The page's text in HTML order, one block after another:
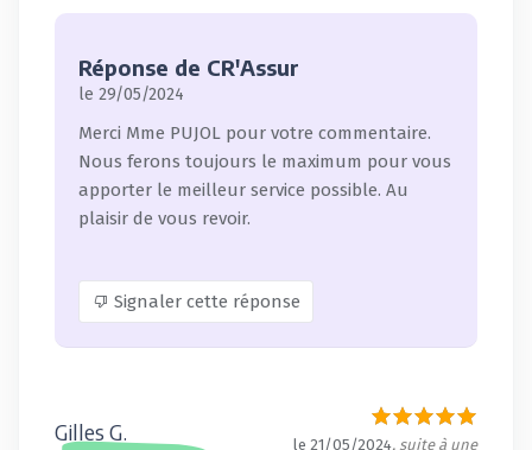
Réponse de CR'Assur
le 29/05/2024
Merci Mme PUJOL pour votre commentaire.
Nous ferons toujours le maximum pour vous
apporter le meilleur service possible. Au
plaisir de vous revoir.
Signaler cette réponse
Gilles G. le 21/05/2024, suite à une